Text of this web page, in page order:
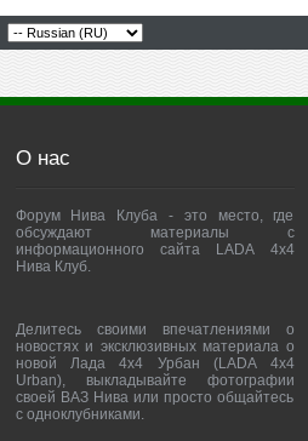
О нас
Форум Нива Клуба - это место, где
обсуждают материалы с
информационного сайта LADA 4x4
Нива Клуб.
Делитесь своими впечатлениями о
новостях и эксклюзивных материала о
новой Лада 4х4 Урбан (LADA 4x4
Urban), выкладывайте фотографии
своей ВАЗ Нива или просто общайтесь
с одноклубниками.